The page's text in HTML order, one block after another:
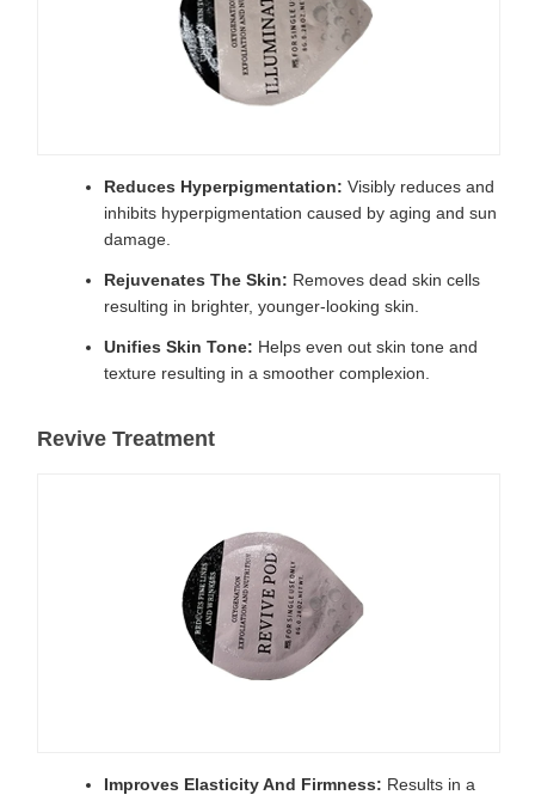
Reduces Hyperpigmentation: Visibly reduces and
inhibits hyperpigmentation caused by aging and sun
damage.
Rejuvenates The Skin: Removes dead skin cells
resulting in brighter, younger-looking skin.
Unifies Skin Tone: Helps even out skin tone and
texture resulting in a smoother complexion.
Revive Treatment
Improves Elasticity And Firmness: Results in a